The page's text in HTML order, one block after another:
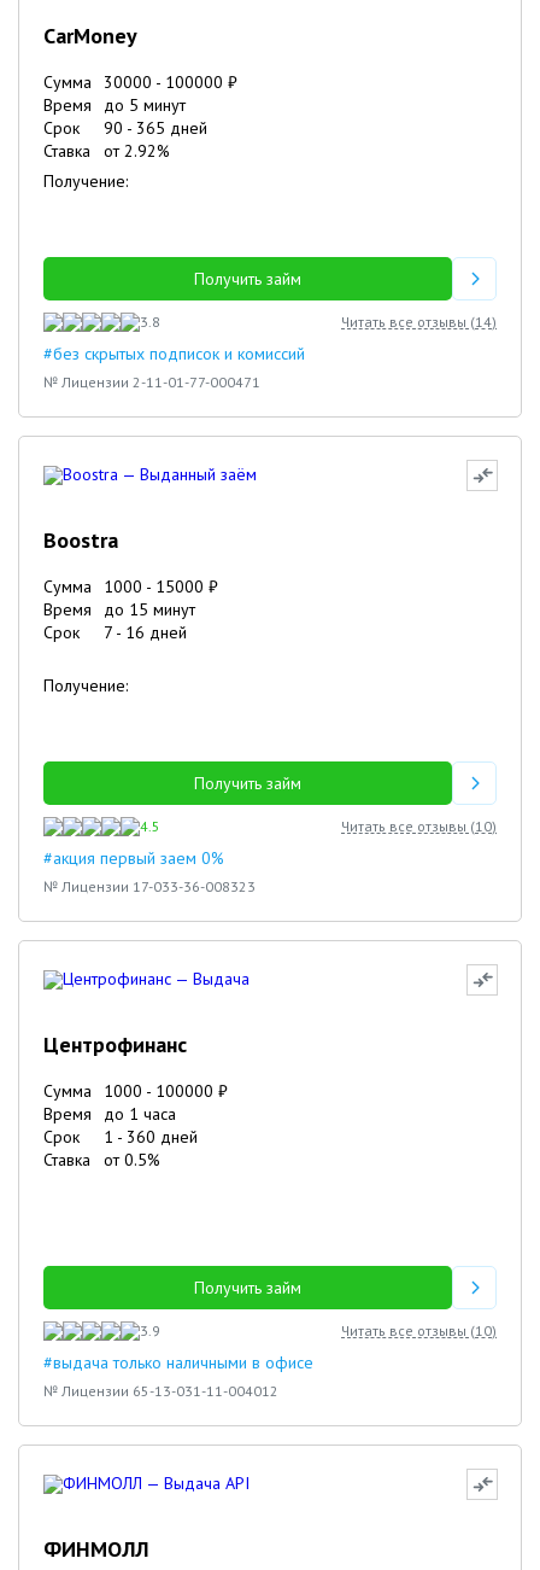
CarMoney
Сумма 30000 - 100000 ₽
Время
до 5 минут
Срок
90 - 365 дней
Ставка
от2.92%
Получение:
Получить займ
3.8 Читать все отзывы (14)
#без скрытых подписок и комиссий
№ Лицензии 2-11-01-77-000471
Boostra
Сумма 1000 - 15000 ₽
Время
до 15 минут
Срок
7 - 16 дней
Получение:
Получить займ
4.5 Читать все отзывы (10)
#акция первый заем 0%
№ Лицензии 17-033-36-008323
Центрофинанс
Сумма 1000 - 100000 ₽
Время
до 1 часа
Срок
1 - 360 дней
Ставка
от0.5%
Получить займ
3.9 Читать все отзывы (10)
#выдача только наличными в офисе
№ Лицензии 65-13-031-11-004012
ФИНМОЛЛ